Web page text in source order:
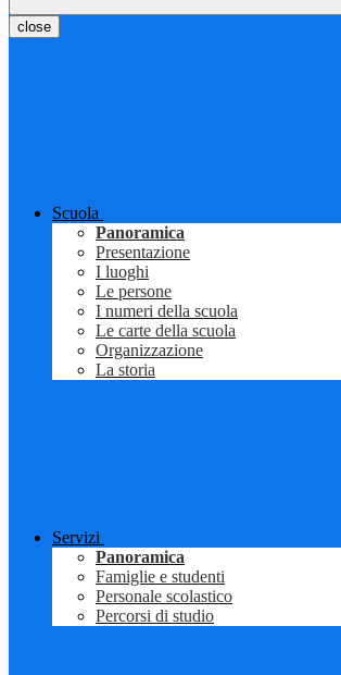
close
Scuola
Panoramica
Presentazione
I luoghi
Le persone
I numeri della scuola
Le carte della scuola
Organizzazione
La storia
Servizi
Panoramica
Famiglie e studenti
Personale scolastico
Percorsi di studio